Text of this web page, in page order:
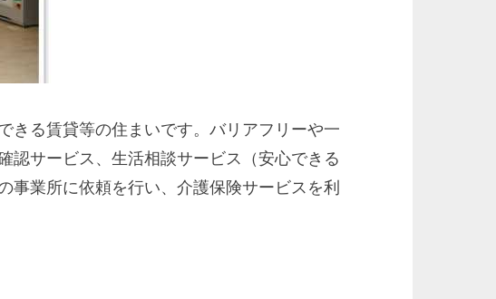
きる賃貸等の住まいです。バリアフリーや一
認サービス、生活相談サービス（安心できる
業所に依頼を行い、介護保険サービスを利